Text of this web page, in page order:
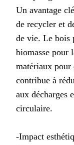
Un avantage
de recycler et
de vie. Le bois
biomasse pour
matériaux pour
contribue à
aux décharges
circulaire.
-Impact